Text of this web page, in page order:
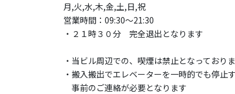
月,火,水,木,金,土,日,祝
営業時間：09:30〜21:30
・２１時３０分 完全退出となります
・当ビル周辺での、喫煙は禁止となっており
・搬入搬出でエレベーターを一時的でも停止
事前のご連絡が必要となります